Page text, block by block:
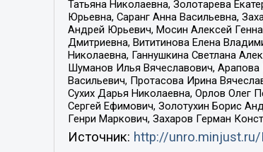
Татьяна Николаевна, Золотарева
Юрьевна, Саранг Анна Васильевна,
Андрей Юрьевич, Мосин Алексей
Дмитриевна, Вититинова Елена
Николаевна, Ганнушкина Светлана
Шуманов Илья Вячеславович,
Васильевич, Протасова Ирина
Сухих Дарья Николаевна, Орлов Олег
Сергей Ефимович, Золотухин Борис
Генри Маркович, Захаров Герман
Источник: http://